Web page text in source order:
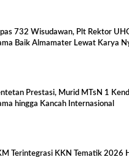
732 Wisudawan, Plt Rektor
Baik Almamater Lewat Karya
Prestasi, Murid MTsN 1
hingga Kancah Internasional
Terintegrasi KKN Tematik 2026